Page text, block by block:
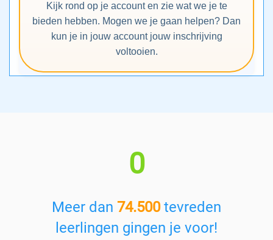
Kijk rond op je account en zie wat we je te
bieden hebben. Mogen we je gaan helpen? Dan
kun je in jouw account jouw inschrijving
voltooien.
0
Meer dan 74.500tevreden
leerlingen gingen je voor!